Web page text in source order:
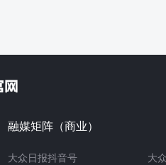
融媒矩阵（商业）
大众日报抖音号 大